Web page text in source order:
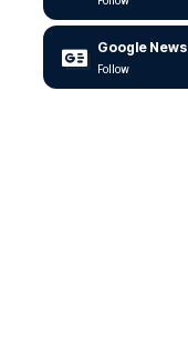
Google News
Follow